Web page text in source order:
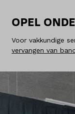
OPEL
Voor vakkundige
vervangen van